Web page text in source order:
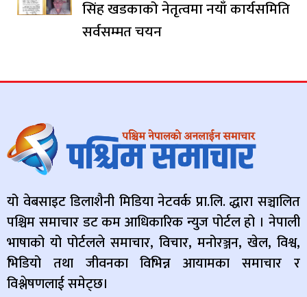
सिंह खडकाको नेतृत्वमा नयाँ कार्यसमिति
सर्वसम्मत चयन
यो वेबसाइट डिलाशैनी मिडिया नेटवर्क प्रा.लि. द्धारा सञ्चालित
पश्चिम समाचार डट कम आधिकारिक न्युज पोर्टल हो । नेपाली
भाषाको यो पोर्टलले समाचार, विचार, मनोरञ्जन, खेल, विश्व,
भिडियो तथा जीवनका विभिन्न आयामका समाचार र
विश्लेषणलाई समेट्छ।